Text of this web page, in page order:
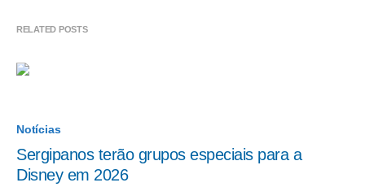
RELATED POSTS
Notícias
Sergipanos terão grupos especiais para a
Disney em 2026